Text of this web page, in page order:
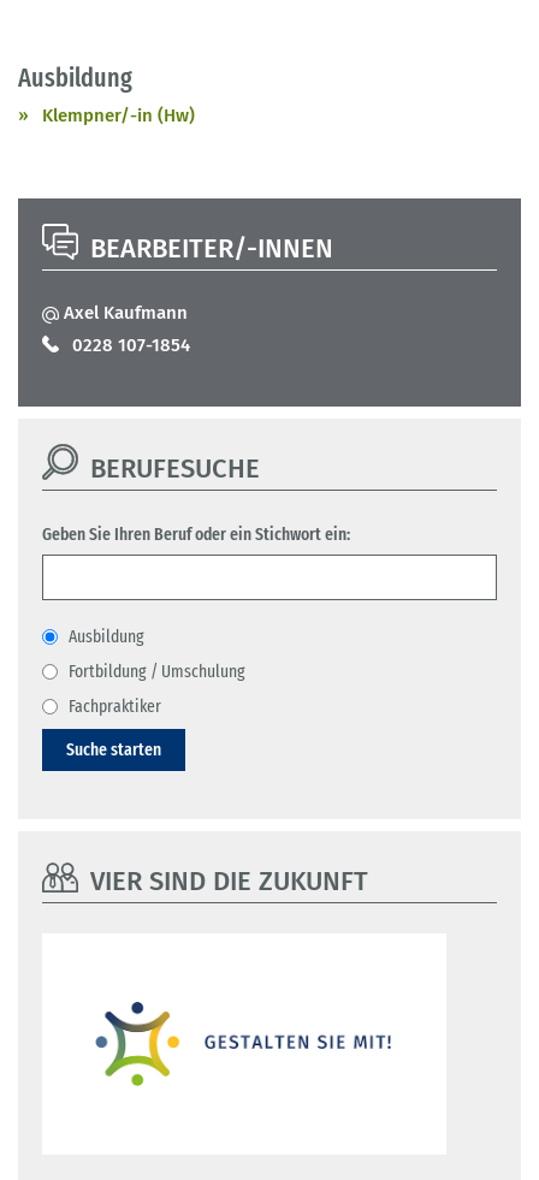
Ausbildung
Klempner/-in (Hw)
BEARBEITER/-INNEN
Axel Kaufmann
0228 107-1854
BERUFESUCHE
Geben Sie Ihren Beruf oder ein Stichwort ein:
Ausbildung
Fortbildung / Umschulung
Fachpraktiker
Suche starten
VIER SIND DIE ZUKUNFT